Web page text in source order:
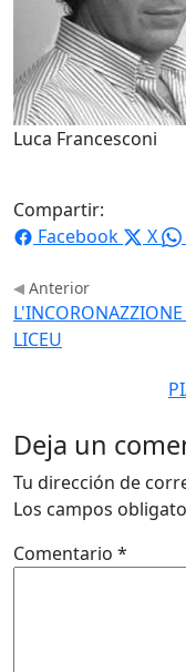
Luca Francesconi
Compartir:
Facebook
X
Anterior
L'INCORONAZZIONE
LICEU
Deja un
Tu dirección de
Los campos
Comentario *